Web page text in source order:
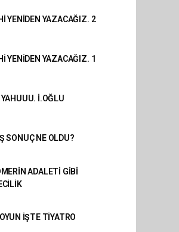
YENİDEN YAZACAĞIZ. 2
YENİDEN YAZACAĞIZ. 1
YAHUUU. İ.OĞLU
SONUÇ NE OLDU?
ADALETİ GİBİ
İŞTE TİYATRO